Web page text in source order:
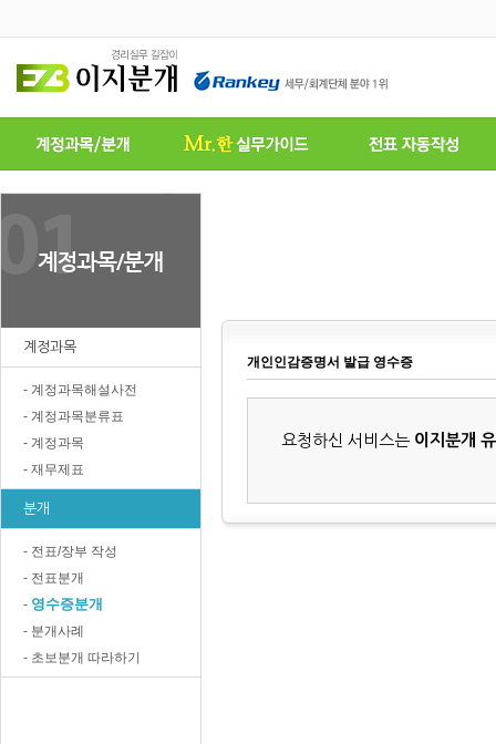
계정과목
- 계정과목해설사전
- 계정과목분류표
- 계정과목
- 재무제표
분개
- 전표/장부 작성
- 전표분개
- 영수증분개
- 분개사례
- 초보분개 따라하기
개인인감증명서 발급 영수증
요청하신 서비스는 이지분개